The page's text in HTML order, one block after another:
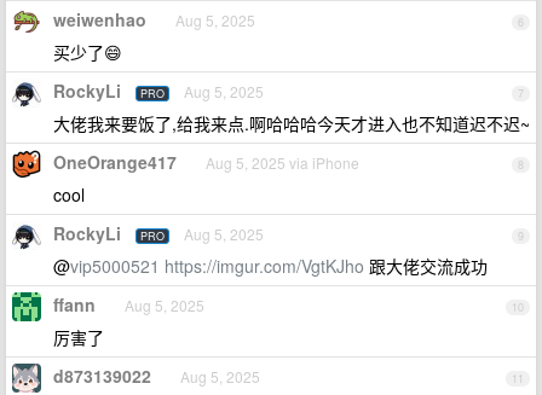
6
weiwenhao Aug 5, 2025
买少了😄
7
RockyLi PRO Aug 5, 2025
大佬我来要饭了,给我来点.啊哈哈哈今天才进入也不知道迟不迟~
8
OneOrange417 Aug 5, 2025 via iPhone
cool
9
RockyLi PRO Aug 5, 2025
@vip5000521 https://imgur.com/VgtKJho 跟大佬交流成功
10
ffann Aug 5, 2025
厉害了
11
d873139022 Aug 5, 2025